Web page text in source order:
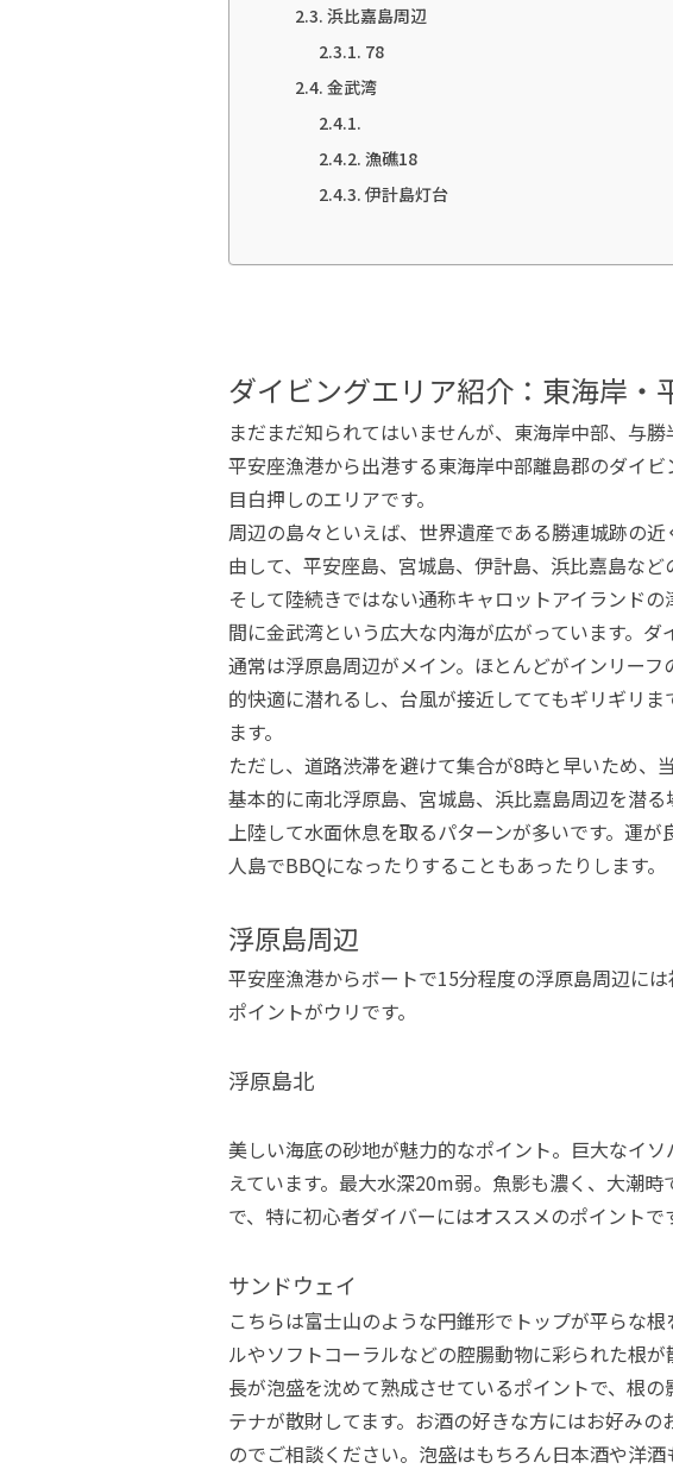
浜比嘉島周辺
78
金武湾
漁礁18
伊計島灯台
ダイビングエリア紹介：東海岸・
まだまだ知られてはいませんが、東海岸中部、与
平安座漁港から出港する東海岸中部離島郡のダイ
目白押しのエリアです。
周辺の島々といえば、世界遺産である勝連城跡の
由して、平安座島、宮城島、伊計島、浜比嘉島など
そして陸続きではない通称キャロットアイランド
間に金武湾という広大な内海が広がっています。ダ
通常は浮原島周辺がメイン。ほとんどがインリー
的快適に潜れるし、台風が接近しててもギリギリ
ます。
ただし、道路渋滞を避けて集合が8時と早いため、
基本的に南北浮原島、宮城島、浜比嘉島周辺を潜
上陸して水面休息を取るパターンが多いです。運
人島でBBQになったりすることもあったりします。
浮原島周辺
平安座漁港からボートで15分程度の浮原島周辺に
ポイントがウリです。
浮原島北
美しい海底の砂地が魅力的なポイント。巨大なイ
えています。最大水深20m弱。魚影も濃く、大潮
で、特に初心者ダイバーにはオススメのポイントで
サンドウェイ
こちらは富士山のような円錐形でトップが平らな
ルやソフトコーラルなどの腔腸動物に彩られた根
長が泡盛を沈めて熟成させているポイントで、根
テナが散財してます。お酒の好きな方にはお好み
のでご相談ください。泡盛はもちろん日本酒や洋